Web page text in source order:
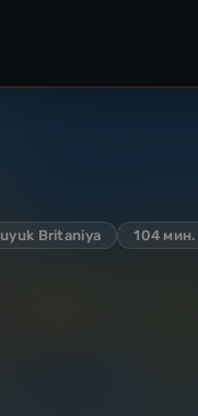
Britaniya
104 мин.